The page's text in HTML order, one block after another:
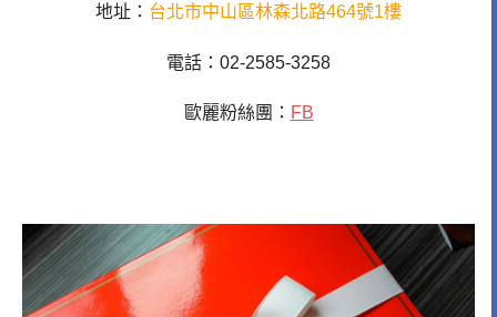
地址： 台北市中山區林森北路464號1樓
電話：02-2585-3258
歐麗粉絲團： FB